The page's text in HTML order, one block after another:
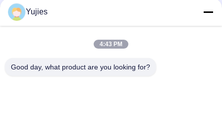
populaire categorieën Alle
Omvormer van PZT
Omvormer
Yujies
4:43 PM
Good day, what product are you looking for?